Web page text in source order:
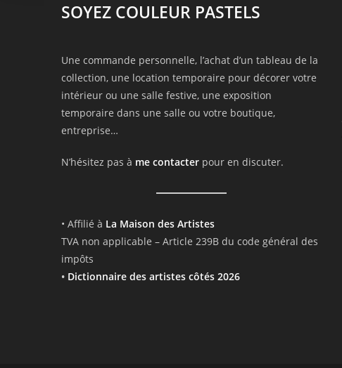
SOYEZ COULEUR PASTELS
Une commande personnelle, l’achat d’un tableau de la
collection, une location temporaire pour décorer votre
intérieur ou une salle festive, une exposition
temporaire dans une salle ou votre boutique,
entreprise…
N’hésitez pas à me contacter pour en discuter.
• Affilié à La Maison des Artistes
TVA non applicable – Article 239B du code général des
impôts
• Dictionnaire des artistes côtés 2026